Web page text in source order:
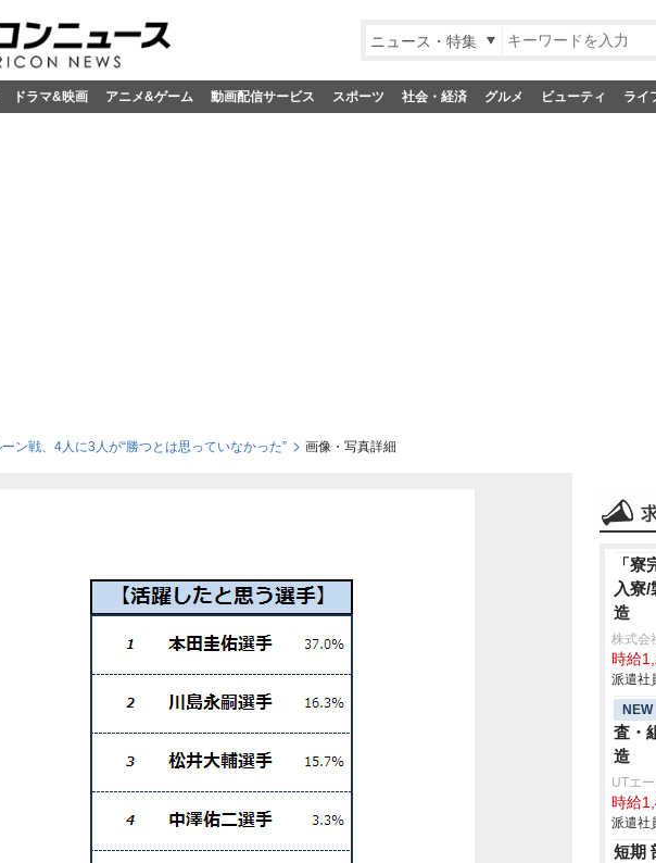
ニュース・特集
ドラマ&映画 アニメ&ゲーム 動画配信サービス スポーツ 社会・経済 グルメ ビューティ ライ
ン戦、4人に3人が“勝つとは思っていなかった” 画像・写真詳細
「
入寮
造
株式会
時給
派遣社
NEW
査・
造
UTエ
時給
派遣社
短期